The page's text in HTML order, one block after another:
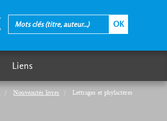
Nouveautés livres Lettrages et phylactères
Liens